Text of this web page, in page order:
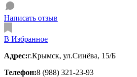
Написать отзыв
В Избранное
Адрес:г.Крымск, ул.Синёва, 15/Б
Телефон:8 (988) 321-23-93